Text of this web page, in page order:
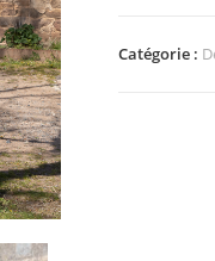
Catégorie :